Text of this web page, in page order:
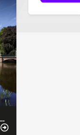
LANDGOED & KASTEEL DUIVENVOORDE